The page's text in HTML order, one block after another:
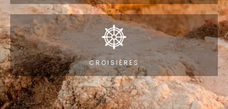
CROISIÈRES